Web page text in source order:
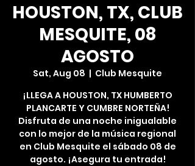
HOUSTON, TX, CLUB
MESQUITE, 08
AGOSTO
Sat, Aug 08
  |
Club Mesquite
¡LLEGA A HOUSTON, TX HUMBERTO
PLANCARTE Y CUMBRE NORTEÑA!
Disfruta de una noche inigualable
con lo mejor de la música regional
en Club Mesquite el sábado 08 de
agosto. ¡Asegura tu entrada!